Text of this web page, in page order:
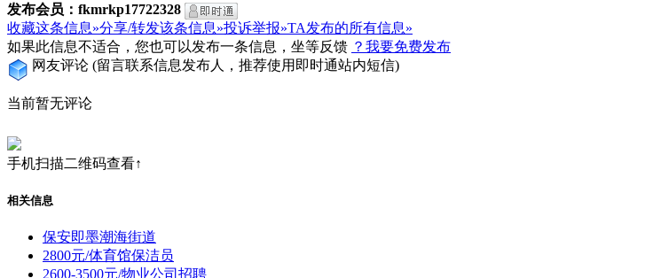
发布会员：fkmrkp17722328
收藏这条信息»分享/转发该条信息»投诉举报»TA发布的所有信息»
如果此信息不适合，您也可以发布一条信息，坐等反馈 ？我要免费发布
网友评论 (留言联系信息发布人，推荐使用即时通站内短信)
当前暂无评论
手机扫描二维码查看↑
相关信息
保安即墨潮海街道
2800元/体育馆保洁员
2600-3500元/物业公司招聘